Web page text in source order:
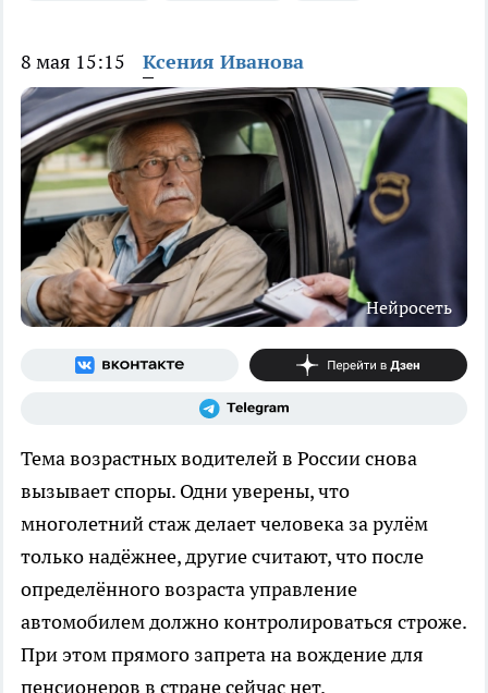
8 мая 15:15 Ксения Иванова
Нейросеть
Тема возрастных водителей в России снова
вызывает споры. Одни уверены, что
многолетний стаж делает человека за рулём
только надёжнее, другие считают, что после
определённого возраста управление
автомобилем должно контролироваться строже.
При этом прямого запрета на вождение для
пенсионеров в стране сейчас нет.